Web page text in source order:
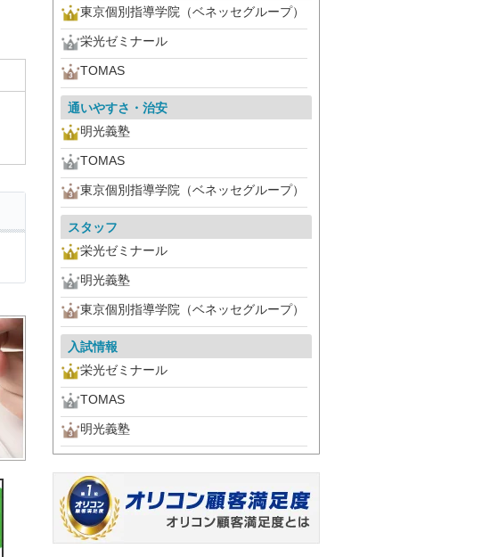
東京個別指導学院（ベネッセグループ）
栄光ゼミナール
TOMAS
通いやすさ・治安
明光義塾
TOMAS
東京個別指導学院（ベネッセグループ）
スタッフ
栄光ゼミナール
明光義塾
東京個別指導学院（ベネッセグループ）
入試情報
栄光ゼミナール
TOMAS
明光義塾